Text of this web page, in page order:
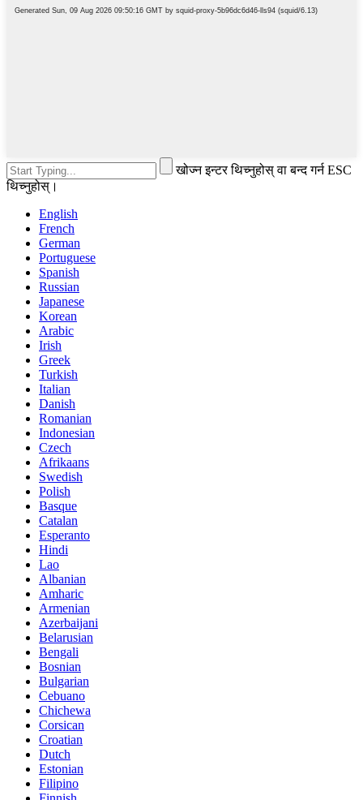
खोज्न इन्टर थिच्नुहोस् वा बन्द गर्न ESC
थिच्नुहोस्।
English
French
German
Portuguese
Spanish
Russian
Japanese
Korean
Arabic
Irish
Greek
Turkish
Italian
Danish
Romanian
Indonesian
Czech
Afrikaans
Swedish
Polish
Basque
Catalan
Esperanto
Hindi
Lao
Albanian
Amharic
Armenian
Azerbaijani
Belarusian
Bengali
Bosnian
Bulgarian
Cebuano
Chichewa
Corsican
Croatian
Dutch
Estonian
Filipino